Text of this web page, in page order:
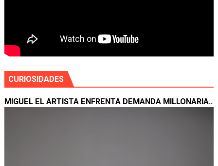
CURIOSIDADES
MIGUEL EL ARTISTA ENFRENTA DEMANDA MILLONARIA..